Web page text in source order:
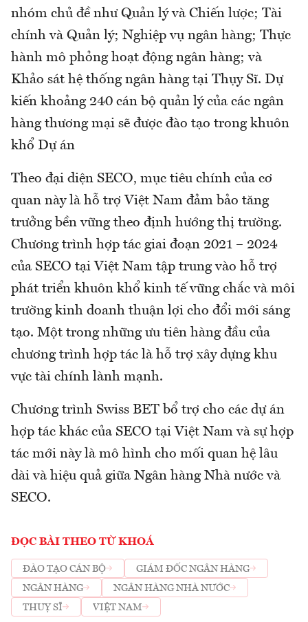
nhóm chủ đề như Quản lý và Chiến lược; Tài
chính và Quản lý; Nghiệp vụ ngân hàng; Thực
hành mô phỏng hoạt động ngân hàng; và
Khảo sát hệ thống ngân hàng tại Thụy Sĩ. Dự
kiến khoảng 240 cán bộ quản lý của các ngân
hàng thương mại sẽ được đào tạo trong khuôn
khổ Dự án
Theo đại diện SECO, mục tiêu chính của cơ
quan này là hỗ trợ Việt Nam đảm bảo tăng
trưởng bền vững theo định hướng thị trường.
Chương trình hợp tác giai đoạn 2021 – 2024
của SECO tại Việt Nam tập trung vào hỗ trợ
phát triển khuôn khổ kinh tế vững chắc và môi
trường kinh doanh thuận lợi cho đổi mới sáng
tạo. Một trong những ưu tiên hàng đầu của
chương trình hợp tác là hỗ trợ xây dựng khu
vực tài chính lành mạnh.
Chương trình Swiss BET bổ trợ cho các dự án
hợp tác khác của SECO tại Việt Nam và sự hợp
tác mới này là mô hình cho mối quan hệ lâu
dài và hiệu quả giữa Ngân hàng Nhà nước và
SECO.
ĐỌC BÀI THEO TỪ KHOÁ
ĐÀO TẠO CÁN BỘ
GIÁM ĐỐC NGÂN HÀNG
NGÂN HÀNG
NGÂN HÀNG NHÀ NƯỚC
THUỴ SĨ
VIỆT NAM